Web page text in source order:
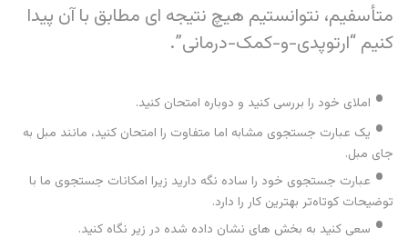
متأسفیم، نتوانستیم هیچ نتیجه ای مطابق با آن پیدا
کنیم “ارتوپدی-و-کمک-درمانی”.
املای خود را بررسی کنید و دوباره امتحان کنید.
یک عبارت جستجوی مشابه اما متفاوت را امتحان کنید، مانند مبل به
جای مبل.
عبارت جستجوی خود را ساده نگه دارید زیرا امکانات جستجوی ما با
توضیحات کوتاه‌تر بهترین کار را دارد.
سعی کنید به بخش های نشان داده شده در زیر نگاه کنید.